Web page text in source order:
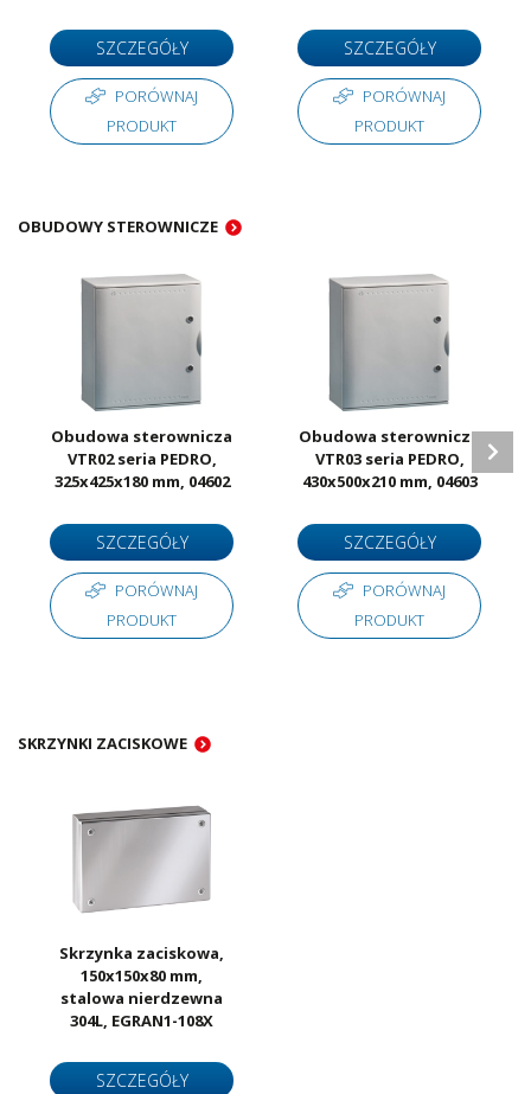
SZCZEGÓŁY
PORÓWNAJ
PRODUKT
SZCZEGÓŁY
PORÓWNAJ
PRODUKT
OBUDOWY STEROWNICZE
Obudowa sterownicza
VTR02 seria PEDRO,
325x425x180 mm, 04602
SZCZEGÓŁY
PORÓWNAJ
PRODUKT
Obudowa sterownicza
VTR03 seria PEDRO,
430x500x210 mm, 04603
SZCZEGÓŁY
PORÓWNAJ
PRODUKT
SKRZYNKI ZACISKOWE
Skrzynka zaciskowa,
150x150x80 mm,
stalowa nierdzewna
304L, EGRAN1-108X
SZCZEGÓŁY